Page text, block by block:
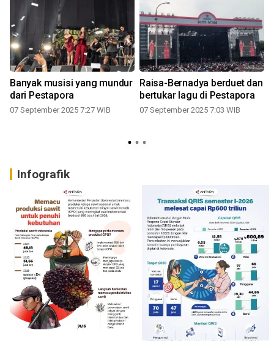
Banyak musisi yang mundur
dari Pestapora
07 September 2025 7:27 WIB
Raisa-Bernadya berduet dan
bertukar lagu di Pestapora
07 September 2025 7:03 WIB
Infografik